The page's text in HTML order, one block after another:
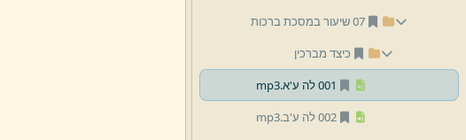
07 שיעור במסכת ברכות
כיצד מברכין
001 לה ע'א.
mp3
002 לה ע'ב.
mp3